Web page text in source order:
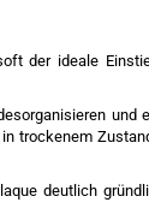
der ideale
und
trockenem
deutlich